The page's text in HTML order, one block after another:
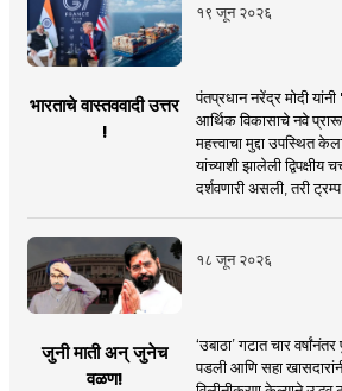
१९ जून २०२६
भारताचे वास्तववादी उत्तर
!
पंतप्रधान नरेंद्र मोदी
आर्थिक विकासाचे नवे
महत्त्वाचा मुद्दा उपस्थित
यांच्याशी झालेली द्विपक्षीय
दर्शवणारी असली, तरी ट्रम्प ..
१८ जून २०२६
जुनी माती अन् जुनेच
वळण!
‘उबाठा’ गटात चार
पडली आणि सहा